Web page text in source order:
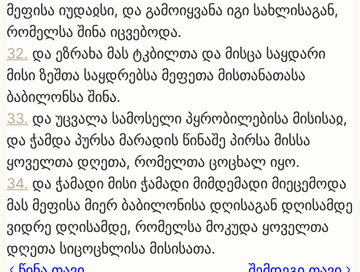
მეფისა იუდაჲსი, და გამოიყვანა იგი სახლისაგან,
რომელსა შინა იცვებოდა.
32. და ეზრახა მას ტკბილთა და მისცა საყდარი
მისი ზეშთა საყდრებსა მეფეთა მისთანათასა
ბაბილონსა შინა.
33. და უცვალა სამოსელი პყრობილებისა მისისაჲ,
და ჭამდა პურსა მარადის წინაშე პირსა მისსა
ყოველთა დღეთა, რომელთა ცოცხალ იყო.
34. და ჭამადი მისი ჭამადი მიმდემადი მიეცემოდა
მას მეფისა მიერ ბაბილონისა დღისაგან დღისამდე
ვიდრე დღისამდე, რომელსა მოკუდა ყოველთა
დღეთა სიცოცხლისა მისისათა.